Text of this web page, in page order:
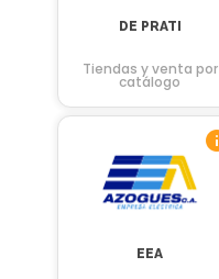
DE PRATI
Tiendas y venta por
catálogo
EEA